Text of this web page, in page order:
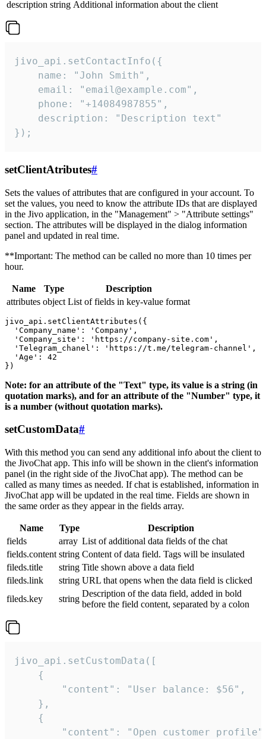
description string Additional information about the client
jivo_api.setContactInfo({
    name: "John Smith",
    email: "email@example.com",
    phone: "+14084987855",
    description: "Description text"
});
setClientAtributes#
Sets the values ​​of attributes that are configured in your account. To
set the values, you need to know the attribute IDs that are displayed
in the Jivo application, in the "Management" > "Attribute settings"
section. The attributes will be displayed in the dialog information
panel and updated in real time.
**Important: The method can be called no more than 10 times per
hour.
Name Type
Description
attributes object List of fields in key-value format
jivo_api.setClientAttributes({
  'Company_name': 'Company',
  'Company_site': 'https://company-site.com',
  'Telegram_chanel': 'https://t.me/telegram-channel',
  'Age': 42
Note: for an attribute of the "Text" type, its value is a string (in
quotation marks), and for an attribute of the "Number" type, it
is a number (without quotation marks).
setCustomData#
With this method you can send any additional info about the client to
the JivoChat app. This info will be shown in the client's information
panel (in the right side of the JivoChat app). The method can be
called as many times as needed. If chat is established, information in
JivoChat app will be updated in the real time. Fields are shown in
the same order as they appear in the fields array.
Name Type
Description
fields
array List of additional data fields of the chat
fields.content string Content of data field. Tags will be insulated
fileds.title
string Title shown above a data field
fileds.link
string URL that opens when the data field is clicked
fileds.key
string
Description of the data field, added in bold
before the field content, separated by a colon
jivo_api.setCustomData([
    {
        "content": "User balance: $56",
    },
    {
"content": "Open customer